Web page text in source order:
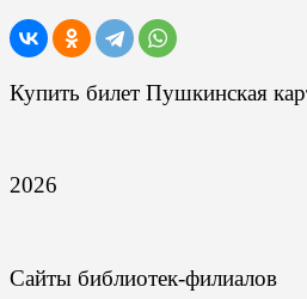
Купить билет Пушкинская
2026
Сайты библиотек-филиалов